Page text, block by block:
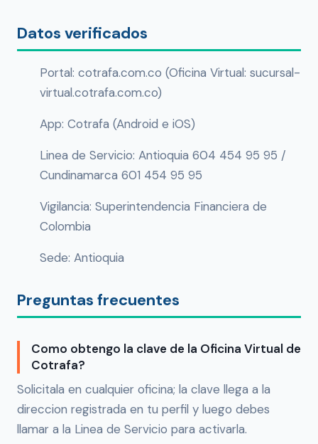
Datos verificados
Portal: cotrafa.com.co (Oficina Virtual: sucursal-
virtual.cotrafa.com.co)
App: Cotrafa (Android e iOS)
Linea de Servicio: Antioquia 604 454 95 95 /
Cundinamarca 601 454 95 95
Vigilancia: Superintendencia Financiera de
Colombia
Sede: Antioquia
Preguntas frecuentes
Como obtengo la clave de la Oficina Virtual de
Cotrafa?
Solicitala en cualquier oficina; la clave llega a la
direccion registrada en tu perfil y luego debes
llamar a la Linea de Servicio para activarla.